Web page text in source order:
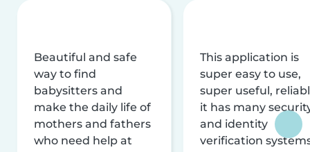
Beautiful and safe
way to find
babysitters and
make the daily life of
mothers and fathers
who need help at
This application is
super easy to use,
super useful,
it has many
and identity
verification